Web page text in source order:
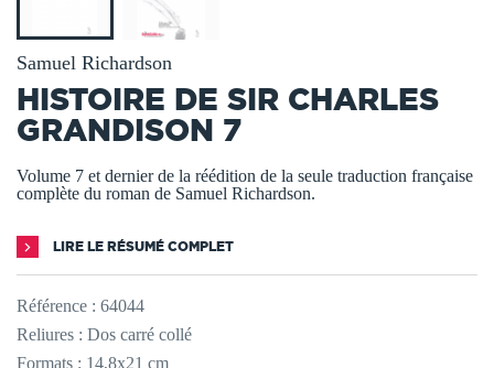
Samuel Richardson
HISTOIRE DE SIR CHARLES
GRANDISON 7
Volume 7 et dernier de la réédition de la seule traduction française
complète du roman de Samuel Richardson.
LIRE LE RÉSUMÉ COMPLET
Référence : 64044
Reliures : Dos carré collé
Formats : 14,8x21 cm